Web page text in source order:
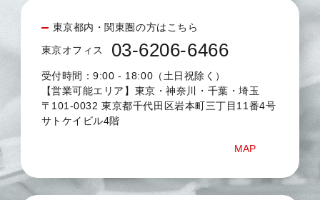
東京都内・関東圏の方はこちら
東京オフィス 03-6206-6466
受付時間：9:00 - 18:00（土日祝除く）
【営業可能エリア】東京・神奈川・千葉・埼玉
〒101-0032 東京都千代田区岩本町三丁目11番4号
サトケイビル4階
MAP